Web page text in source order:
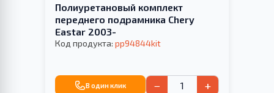
Полиуретановый комплект
переднего подрамника Chery
Eastar 2003-
Код продукта: pp94844kit
В один клик − +